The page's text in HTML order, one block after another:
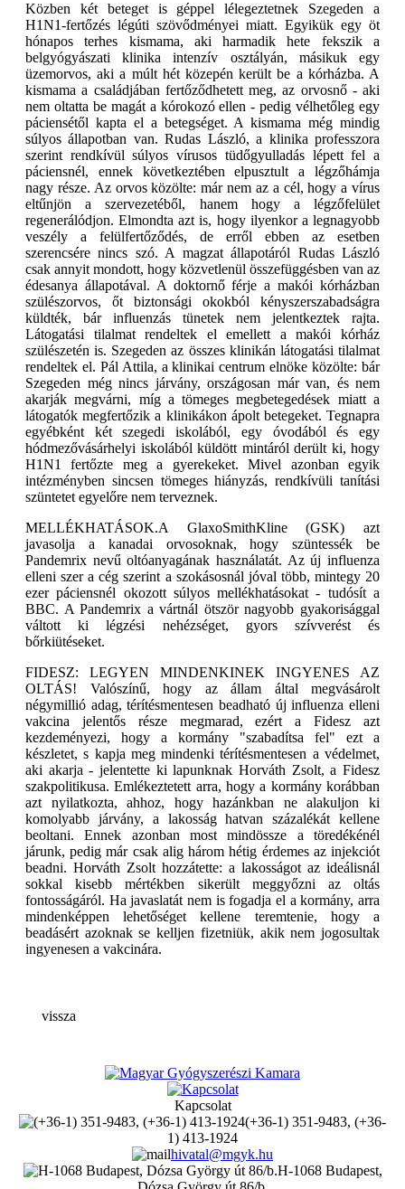
Közben két beteget is géppel lélegeztetnek Szegeden a
H1N1-fertőzés légúti szövődményei miatt. Egyikük egy öt
hónapos terhes kismama, aki harmadik hete fekszik a
belgyógyászati klinika intenzív osztályán, másikuk egy
üzemorvos, aki a múlt hét közepén került be a kórházba. A
kismama a családjában fertőződhetett meg, az orvosnő - aki
nem oltatta be magát a kórokozó ellen - pedig vélhetőleg egy
páciensétől kapta el a betegséget. A kismama még mindig
súlyos állapotban van. Rudas László, a klinika professzora
szerint rendkívül súlyos vírusos tüdőgyulladás lépett fel a
páciensnél, ennek következtében elpusztult a légzőhámja
nagy része. Az orvos közölte: már nem az a cél, hogy a vírus
eltűnjön a szervezetéből, hanem hogy a légzőfelület
regenerálódjon. Elmondta azt is, hogy ilyenkor a legnagyobb
veszély a felülfertőződés, de erről ebben az esetben
szerencsére nincs szó. A magzat állapotáról Rudas László
csak annyit mondott, hogy közvetlenül összefüggésben van az
édesanya állapotával. A doktornő férje a makói kórházban
szülészorvos, őt biztonsági okokból kényszerszabadságra
küldték, bár influenzás tünetek nem jelentkeztek rajta.
Látogatási tilalmat rendeltek el emellett a makói kórház
szülészetén is. Szegeden az összes klinikán látogatási tilalmat
rendeltek el. Pál Attila, a klinikai centrum elnöke közölte: bár
Szegeden még nincs járvány, országosan már van, és nem
akarják megvárni, míg a tömeges megbetegedések miatt a
látogatók megfertőzik a klinikákon ápolt betegeket. Tegnapra
egyébként két szegedi iskolából, egy óvodából és egy
hódmezővásárhelyi iskolából küldött mintáról derült ki, hogy
H1N1 fertőzte meg a gyerekeket. Mivel azonban egyik
intézményben sincsen tömeges hiányzás, rendkívüli tanítási
szüntetet egyelőre nem terveznek.
MELLÉKHATÁSOK.A GlaxoSmithKline (GSK) azt
javasolja a kanadai orvosoknak, hogy szüntessék be
Pandemrix nevű oltóanyagának használatát. Az új influenza
elleni szer a cég szerint a szokásosnál jóval több, mintegy 20
ezer páciensnél okozott súlyos mellékhatásokat - tudósít a
BBC. A Pandemrix a vártnál ötször nagyobb gyakorisággal
váltott ki légzési nehézséget, gyors szívverést és
bőrkiütéseket.
FIDESZ: LEGYEN MINDENKINEK INGYENES AZ
OLTÁS! Valószínű, hogy az állam által megvásárolt
négymillió adag, térítésmentesen beadható új influenza elleni
vakcina jelentős része megmarad, ezért a Fidesz azt
kezdeményezi, hogy a kormány "szabadítsa fel" ezt a
készletet, s kapja meg mindenki térítésmentesen a védelmet,
aki akarja - jelentette ki lapunknak Horváth Zsolt, a Fidesz
szakpolitikusa. Emlékeztetett arra, hogy a kormány korábban
azt nyilatkozta, ahhoz, hogy hazánkban ne alakuljon ki
komolyabb járvány, a lakosság hatvan százalékát kellene
beoltani. Ennek azonban most mindössze a töredékénél
járunk, pedig már csak alig három hétig érdemes az injekciót
beadni. Horváth Zsolt hozzátette: a lakosságot az ideálisnál
sokkal kisebb mértékben sikerült meggyőzni az oltás
fontosságáról. Ha javaslatát nem is fogadja el a kormány, arra
mindenképpen lehetőséget kellene teremtenie, hogy a
beadásért azoknak se kelljen fizetniük, akik nem jogosultak
ingyenesen a vakcinára.
vissza
Kapcsolat
(+36-1) 351-9483, (+36-
1) 413-1924
hivatal@mgyk.hu
H-1068 Budapest,